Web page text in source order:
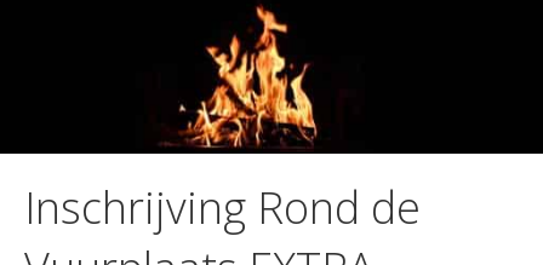
Inschrijving Rond de